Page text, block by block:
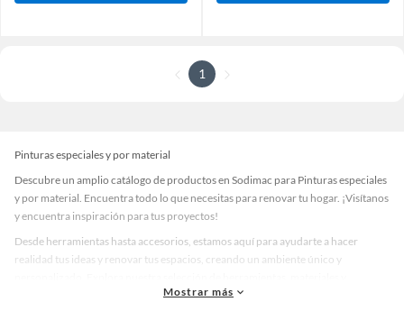
1
Pinturas especiales y por material
Descubre un amplio catálogo de productos en Sodimac para Pinturas especiales
y por material. Encuentra todo lo que necesitas para renovar tu hogar. ¡Visítanos
y encuentra inspiración para tus proyectos!
Desde herramientas hasta accesorios, estamos aquí para ayudarte a hacer
realidad tus ideas y renovar tus espacios, creando un ambiente único y
accesorios de calidad que te ayudarán a crear un espacio más tú.
Mostrar más